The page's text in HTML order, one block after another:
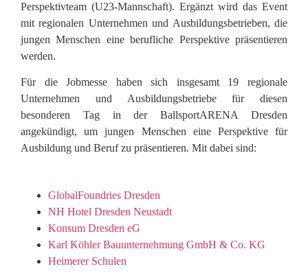
Perspektivteam (U23-Mannschaft). Ergänzt wird das Event
mit regionalen Unternehmen und Ausbildungsbetrieben, die
jungen Menschen eine berufliche Perspektive präsentieren
werden.
Für die Jobmesse haben sich insgesamt 19 regionale
Unternehmen und Ausbildungsbetriebe für diesen
besonderen Tag in der BallsportARENA Dresden
angekündigt, um jungen Menschen eine Perspektive für
Ausbildung und Beruf zu präsentieren. Mit dabei sind:
GlobalFoundries Dresden
NH Hotel Dresden Neustadt
Konsum Dresden eG
Karl Köhler Bauunternehmung GmbH & Co. KG
Heimerer Schulen